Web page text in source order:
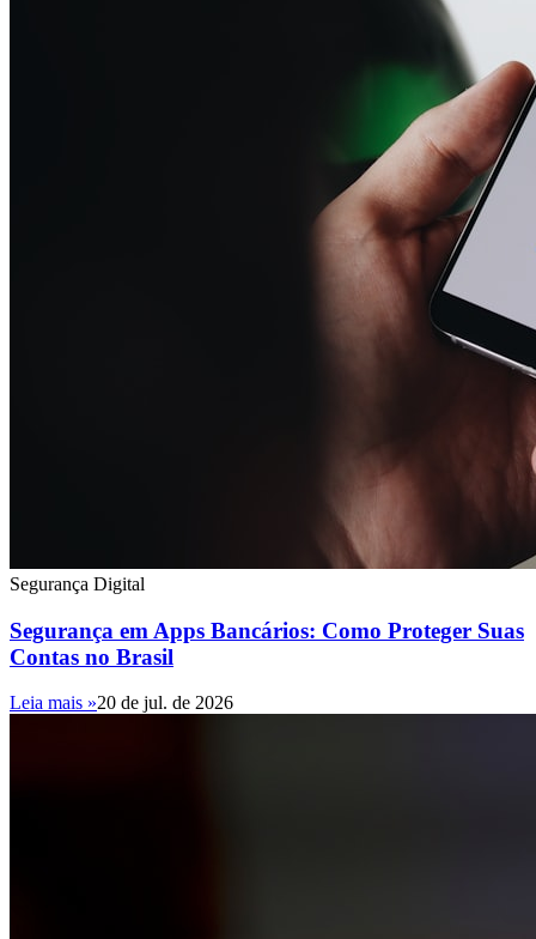
Segurança Digital
Segurança em Apps Bancários: Como Proteger Suas
Contas no Brasil
Leia mais »20 de jul. de 2026